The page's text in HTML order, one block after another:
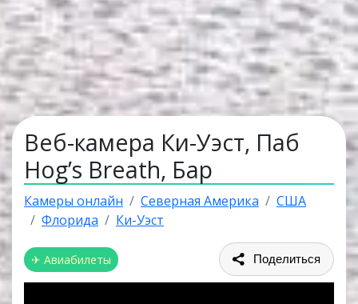
Веб-камера Ки-Уэст, Паб
Hog’s Breath, Бар
Камеры онлайн Северная Америка
США
Флорида
Ки-Уэст
✈ Авиабилеты Поделиться